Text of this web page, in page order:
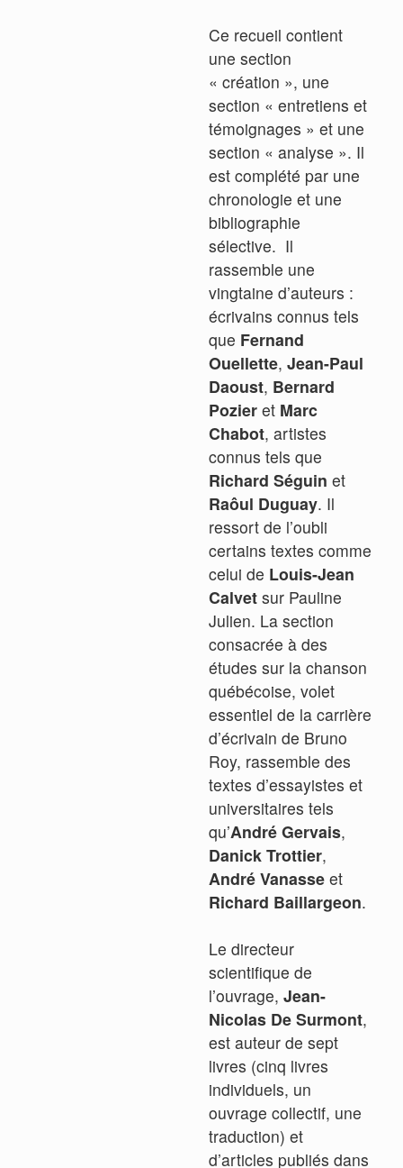
Ce recueil contient
une section
« création », une
section « entretiens et
témoignages » et une
section « analyse ». Il
est complété par une
chronologie et une
bibliographie
sélective. Il
rassemble une
vingtaine d’auteurs :
écrivains connus tels
que Fernand
Ouellette, Jean-Paul
Daoust, Bernard
Pozieret Marc
Chabot, artistes
connus tels que
Richard Séguin et
Raôul Duguay. Il
ressort de l’oubli
certains textes comme
celui de Louis-Jean
Calvetsur Pauline
Julien. La section
consacrée à des
études sur la chanson
québécoise, volet
essentiel de la carrière
d’écrivain de Bruno
Roy, rassemble des
textes d’essayistes et
universitaires tels
qu’André Gervais,
Danick Trottier,
André Vanasseet
Richard Baillargeon.
Le directeur
scientifique de
l’ouvrage, Jean-
Nicolas De Surmont,
est auteur de sept
livres (cinq livres
individuels, un
ouvrage collectif, une
traduction) et
d’articles publiés dans